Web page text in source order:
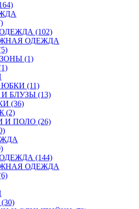
(102)
ОДЕЖДА
(1)
(11)
БЛУЗЫ (13)
(36)
(2)
И ПОЛО (26)
(144)
ОДЕЖДА